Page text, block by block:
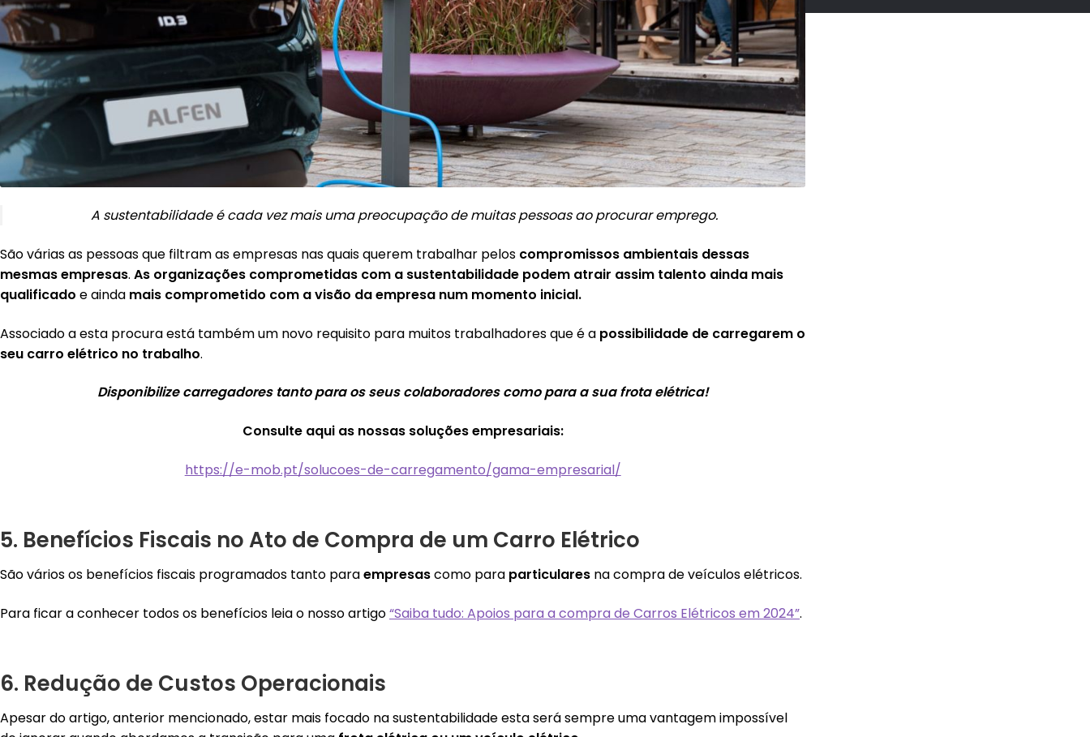
A sustentabilidade é cada vez mais uma preocupação de muitas pessoas ao procurar emprego.
São várias as pessoas que filtram as empresas nas quais querem trabalhar pelos compromissos ambientais dessas
mesmas empresas. As organizações comprometidas com a sustentabilidade podem atrair assim talento ainda mais
qualificado e ainda mais comprometido com a visão da empresa num momento inicial.
Associado a esta procura está também um novo requisito para muitos trabalhadores que é a possibilidade de carregarem o
seu carro elétrico no trabalho.
Disponibilize carregadores tanto para os seus colaboradorescomo para a sua frota elétrica!
Consulte aqui as nossas soluções empresariais:
https://e-mob.pt/solucoes-de-carregamento/gama-empresarial/
5. Benefícios Fiscais no Ato de Compra de um Carro Elétrico
São vários os benefícios fiscais programados tanto paraempresascomo para particulares na compra de veículos elétricos.
Para ficar a conhecer todos os benefícios leia o nosso artigo“Saiba tudo: Apoios para a compra de Carros Elétricos em 2024”.
6. Redução de Custos Operacionais
Apesar do artigo, anterior mencionado, estar mais focado na sustentabilidade esta será sempre uma vantagem impossível